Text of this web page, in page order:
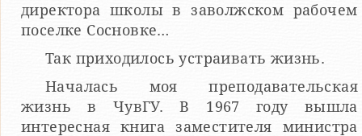
директора школы в заволжском рабочем
поселке Сосновке…
Так приходилось устраивать жизнь.
Началась моя преподавательская
жизнь в ЧувГУ. В 1967 году вышла
интересная книга заместителя министра